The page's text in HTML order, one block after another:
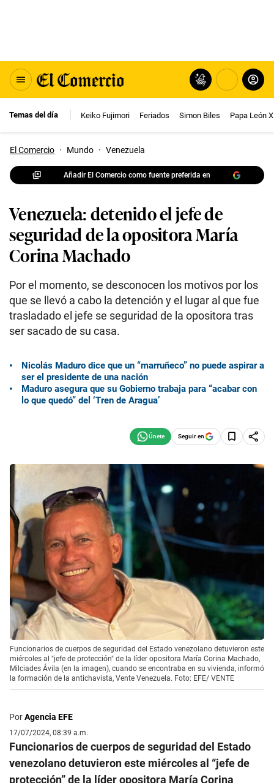
Temas del día Keiko Fujimori Feriados Simon Biles Papa León
El Comercio · Mundo · Venezuela
Añadir El Comercio como fuente preferida en
Venezuela: detenido el jefe de
seguridad de la opositora María
Corina Machado
Por el momento, se desconocen los motivos por los
que se llevó a cabo la detención y el lugar al que fue
trasladado el jefe se seguridad de la opositora tras
ser sacado de su casa.
Nicolás Maduro dice que un “marruñeco” no puede aspirar a
ser el presidente de una nación
Maduro asegura que su Gobierno trabaja para “acabar con
lo que quedó” del ‘Tren de Aragua’
Seguir en
Funcionarios de cuerpos de seguridad del Estado venezolano detuvieron este
miércoles al "jefe de protección" de la líder opositora María Corina Machado,
Milciades Ávila (en la imagen), cuando se encontraba en su vivienda, informó
la formación de la antichavista, Vente Venezuela. Foto: EFE/ VENTE
PorAgencia EFE
17/07/2024, 08:39 a.m.
Funcionarios de cuerpos de seguridad del Estado
venezolano detuvieron este miércoles al “jefe de
protección” de la líder opositora María Corina